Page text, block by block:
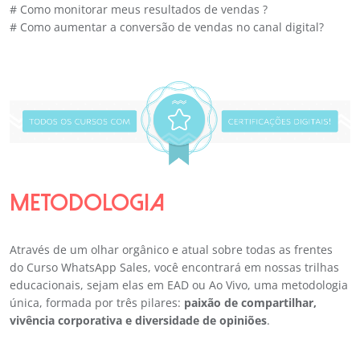
# Como monitorar meus resultados de vendas ?
# Como aumentar a conversão de vendas no canal digital?
METODOLOGIA
Através de um olhar orgânico e atual sobre todas as frentes
do Curso WhatsApp Sales, você encontrará em nossas trilhas
educacionais, sejam elas em EAD ou Ao Vivo, uma metodologia
única, formada por três pilares: paixão de compartilhar,
vivência corporativa e diversidade de opiniões.